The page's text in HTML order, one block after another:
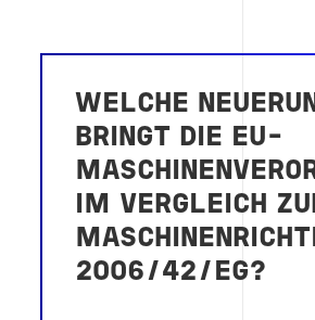
WELCHE
BRINGT DIE EU-
IM VERGLEICH
2006/42/EG?